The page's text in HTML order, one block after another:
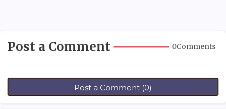
Post a Comment 0Comments
Post a Comment (0)